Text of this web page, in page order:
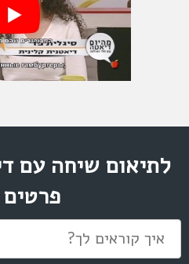
לתיאום שיחה עם